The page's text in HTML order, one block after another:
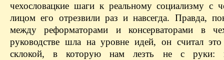
чехословацкие шаги к реальному социализму с
лицом его отрезвили раз и навсегда. Правда,
между реформаторами и консерваторами в
руководстве шла на уровне идей, он считал это
склокой, в которую нам лезть не с руки: